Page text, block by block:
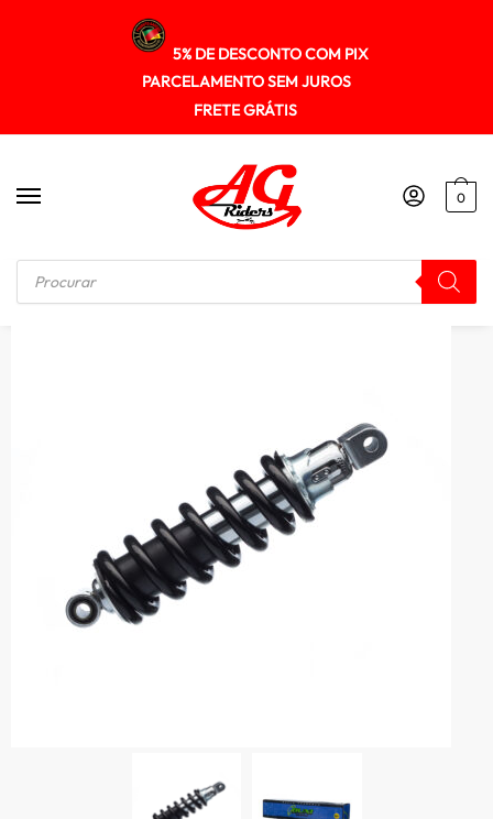
5% DE DESCONTO COM PIX
PARCELAMENTO SEM JUROS
FRETE GRÁTIS
0
Início / SUSPENÇÃO